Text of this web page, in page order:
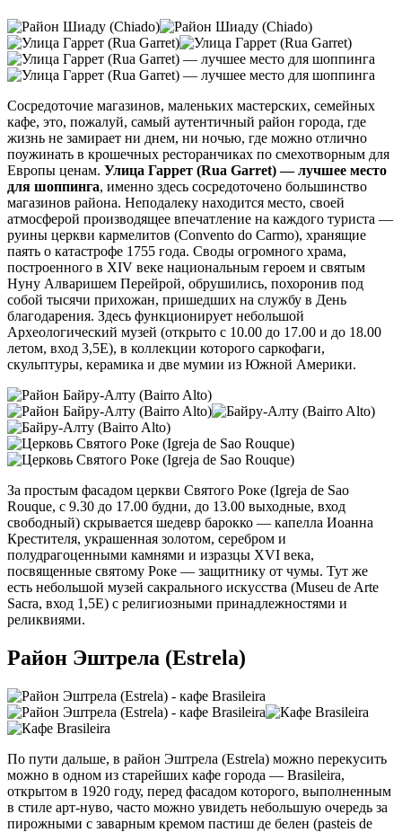
Сосредоточие магазинов, маленьких мастерских, семейных
кафе, это, пожалуй, самый аутентичный район города, где
жизнь не замирает ни днем, ни ночью, где можно отлично
поужинать в крошечных ресторанчиках по смехотворным для
Европы ценам. Улица Гаррет (Rua Garret) — лучшее место
для шоппинга, именно здесь сосредоточено большинство
магазинов района. Неподалеку находится место, своей
атмосферой производящее впечатление на каждого туриста —
руины церкви кармелитов (Convento do Carmo), хранящие
паять о катастрофе 1755 года. Своды огромного храма,
построенного в XIV веке национальным героем и святым
Нуну Алваришем Перейрой, обрушились, похоронив под
собой тысячи прихожан, пришедших на службу в День
благодарения. Здесь функционирует небольшой
Археологический музей (открыто с 10.00 до 17.00 и до 18.00
летом, вход 3,5Е), в коллекции которого саркофаги,
скульптуры, керамика и две мумии из Южной Америки.
За простым фасадом церкви Святого Роке (Igreja de Sao
Rouque, c 9.30 до 17.00 будни, до 13.00 выходные, вход
свободный) скрывается шедевр барокко — капелла Иоанна
Крестителя, украшенная золотом, серебром и
полудрагоценными камнями и изразцы XVI века,
посвященные святому Роке — защитнику от чумы. Тут же
есть небольшой музей сакрального искусства (Museu de Arte
Sacra, вход 1,5Е) с религиозными принадлежностями и
реликвиями.
Район Эштрела (Estrela)
По пути дальше, в район Эштрела (Estrela) можно перекусить
можно в одном из старейших кафе города — Brasileira,
открытом в 1920 году, перед фасадом которого, выполненным
в стиле арт-нуво, часто можно увидеть небольшую очередь за
пирожными с заварным кремом пастиш де белен (pasteis de